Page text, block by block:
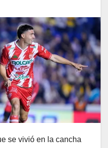
se vivió en la cancha